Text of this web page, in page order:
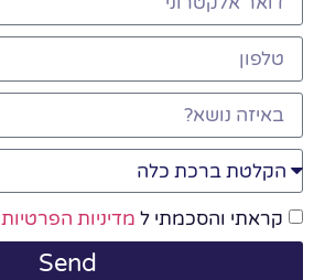
קראתי והסכמתי ל מדיניות הפרטיות
Send